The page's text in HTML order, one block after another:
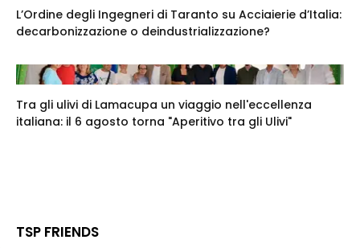
L’Ordine degli Ingegneri di Taranto su Acciaierie d’Italia:
decarbonizzazione o deindustrializzazione?
Tra gli ulivi di Lamacupa un viaggio nell'eccellenza
italiana: il 6 agosto torna "Aperitivo tra gli Ulivi"
TSP FRIENDS